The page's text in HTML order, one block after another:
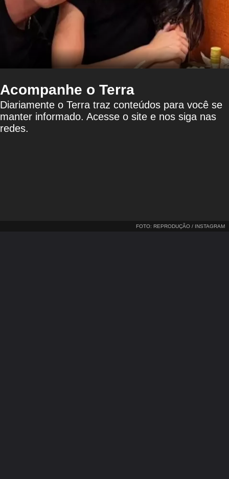
Acompanhe o Terra
Diariamente o Terra traz conteúdos para você se
manter informado. Acesse o site e nos siga nas
redes.
FOTO: REPRODUÇÃO / INSTAGRAM